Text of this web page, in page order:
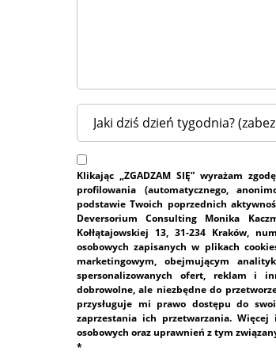
Klikając „ZGADZAM SIĘ” wyrażam
profilowania (automatycznego,
podstawie Twoich poprzednich
Deversorium Consulting Monika
Kołłątajowskiej 13, 31-234 Kraków,
osobowych zapisanych w plikach
marketingowym, obejmującym
spersonalizowanych ofert, reklam i
dobrowolne, ale niezbędne do
przysługuje mi prawo dostępu do
zaprzestania ich przetwarzania.
osobowych oraz uprawnień z tym
*